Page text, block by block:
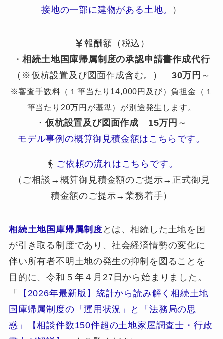
接地の一部に建物がある土地。
）
報酬額（税込）
・相続土地国庫帰属制度の承認申請書作成代行
（※仮杭設置及び図面作成含む。） 30万円 ～
※審査手数料（１筆当たり14,000円及び）負担金（１
筆当たり20万円が基準）が別途発生します。
・ 仮杭設置及び図面作成 15万円 ～
モデル事例の概算御見積金額はこちらです。
ご依頼の流れはこちらです。
（ご相談→概算御見積金額のご提示→正式御見
積金額のご提示→業務着手）
相続土地国庫帰属制度 とは、相続した土地を国
が引き取る制度であり、社会経済情勢の変化に
伴い所有者不明土地の発生の抑制を図ることを
目的に、令和５年４月27日から始まりました。
「
【2026年最新版】統計から読み解く相続土地
国庫帰属制度の「運用状況」と「法務局の思
惑」【相談件数150件超の土地家屋調査士・行政